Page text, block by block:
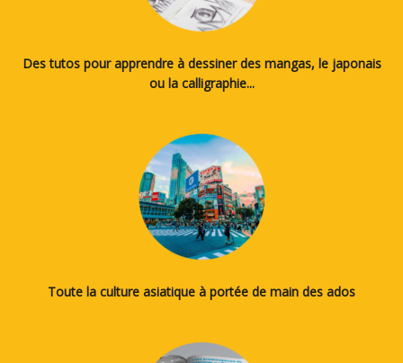
Des tutos pour apprendre à dessiner des mangas, le japonais
ou la calligraphie...
Toute la culture asiatique à portée de main des ados